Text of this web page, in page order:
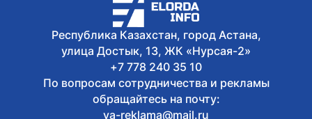
Республика Казахстан, город Астана,
улица Достык, 13, ЖК «Нурсая-2»
+7 778 240 35 10
По вопросам сотрудничества и рекламы
обращайтесь на почту:
va-reklama@mail.ru